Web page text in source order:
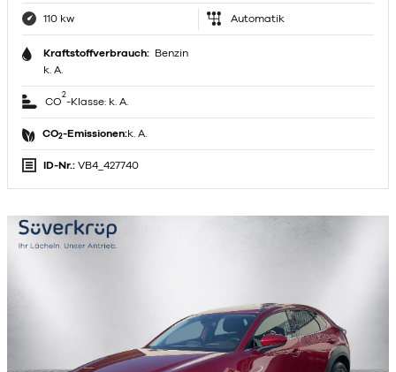
110 kw Automatik
Kraftstoffverbrauch: Benzin
k. A.
CO
2
-Klasse: k. A.
CO2-Emissionen:k. A.
ID-Nr.: VB4_427740